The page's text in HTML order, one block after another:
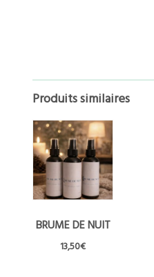
Produits similaires
BRUME DE NUIT
13,50€